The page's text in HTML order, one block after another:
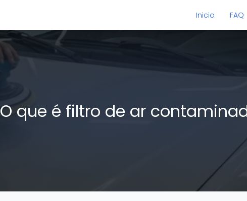
Inicio FAQ
O que é filtro de ar